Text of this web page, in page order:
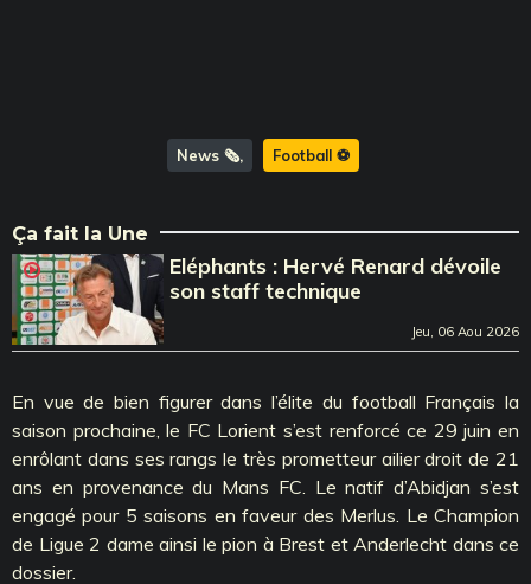
News 🗞️ Football ⚽️
Ça fait la Une
Eléphants : Hervé Renard dévoile
son staff technique
Jeu, 06 Aou 2026
En vue de bien figurer dans l’élite du football Français la
saison prochaine, le FC Lorient s’est renforcé ce 29 juin en
enrôlant dans ses rangs le très prometteur ailier droit de 21
ans en provenance du Mans FC. Le natif d’Abidjan s’est
engagé pour 5 saisons en faveur des Merlus. Le Champion
de Ligue 2 dame ainsi le pion à Brest et Anderlecht dans ce
dossier.